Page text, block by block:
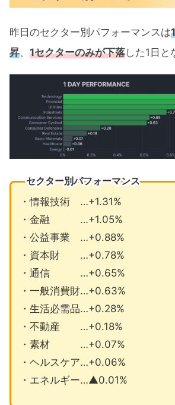
昨日のセクター別パフォーマンスは
昇、 1セクターのみが下落した1日と
セクター別パフォーマンス
・情報技術 …+1.31%
・金融 …+1.05%
・公益事業 …+0.88%
・資本財 …+0.78%
・通信 …+0.65%
・一般消費財…+0.63%
・生活必需品…+0.28%
・不動産 …+0.18%
・素材 …+0.07%
・ヘルスケア…+0.06%
・エネルギー…▲0.01%